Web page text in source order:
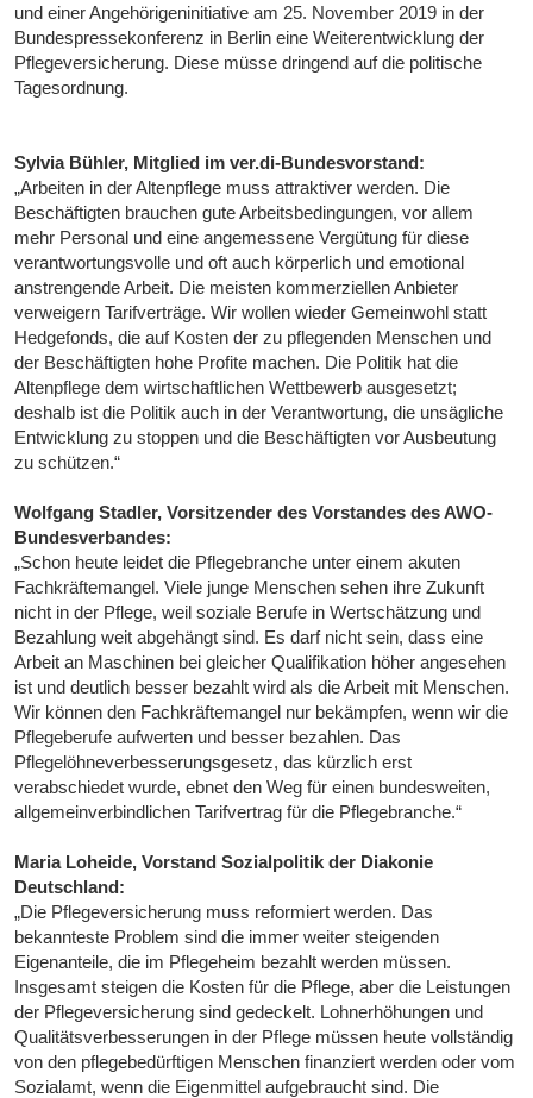
und einer Angehörigeninitiative am 25. November 2019 in der
Bundespressekonferenz in Berlin eine Weiterentwicklung der
Pflegeversicherung. Diese müsse dringend auf die politische
Tagesordnung.
Sylvia Bühler, Mitglied im ver.di-Bundesvorstand:
„Arbeiten in der Altenpflege muss attraktiver werden. Die
Beschäftigten brauchen gute Arbeitsbedingungen, vor allem
mehr Personal und eine angemessene Vergütung für diese
verantwortungsvolle und oft auch körperlich und emotional
anstrengende Arbeit. Die meisten kommerziellen Anbieter
verweigern Tarifverträge. Wir wollen wieder Gemeinwohl statt
Hedgefonds, die auf Kosten der zu pflegenden Menschen und
der Beschäftigten hohe Profite machen. Die Politik hat die
Altenpflege dem wirtschaftlichen Wettbewerb ausgesetzt;
deshalb ist die Politik auch in der Verantwortung, die unsägliche
Entwicklung zu stoppen und die Beschäftigten vor Ausbeutung
zu schützen.“
Wolfgang Stadler, Vorsitzender des Vorstandes des AWO-
Bundesverbandes:
„Schon heute leidet die Pflegebranche unter einem akuten
Fachkräftemangel. Viele junge Menschen sehen ihre Zukunft
nicht in der Pflege, weil soziale Berufe in Wertschätzung und
Bezahlung weit abgehängt sind. Es darf nicht sein, dass eine
Arbeit an Maschinen bei gleicher Qualifikation höher angesehen
ist und deutlich besser bezahlt wird als die Arbeit mit Menschen.
Wir können den Fachkräftemangel nur bekämpfen, wenn wir die
Pflegeberufe aufwerten und besser bezahlen. Das
Pflegelöhneverbesserungsgesetz, das kürzlich erst
verabschiedet wurde, ebnet den Weg für einen bundesweiten,
allgemeinverbindlichen Tarifvertrag für die Pflegebranche.“
Maria Loheide, Vorstand Sozialpolitik der Diakonie
Deutschland:
„Die Pflegeversicherung muss reformiert werden. Das
bekannteste Problem sind die immer weiter steigenden
Eigenanteile, die im Pflegeheim bezahlt werden müssen.
Insgesamt steigen die Kosten für die Pflege, aber die Leistungen
der Pflegeversicherung sind gedeckelt. Lohnerhöhungen und
Qualitätsverbesserungen in der Pflege müssen heute vollständig
von den pflegebedürftigen Menschen finanziert werden oder vom
Sozialamt, wenn die Eigenmittel aufgebraucht sind. Die